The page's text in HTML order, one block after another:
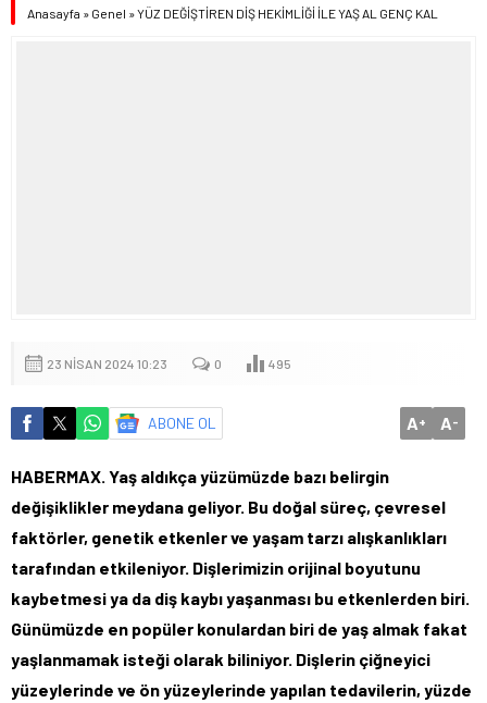
Anasayfa » Genel »YÜZ DEĞİŞTİREN DİŞ HEKİMLİĞİ İLE YAŞ AL GENÇ KAL
23 NISAN 2024 10:23 0 495
ABONE OL A+ A-
HABERMAX. Yaş aldıkça yüzümüzde bazı belirgin
değişiklikler meydana geliyor. Bu doğal süreç, çevresel
faktörler, genetik etkenler ve yaşam tarzı alışkanlıkları
tarafından etkileniyor. Dişlerimizin orijinal boyutunu
kaybetmesi ya da diş kaybı yaşanması bu etkenlerden biri.
Günümüzde en popüler konulardan biri de yaş almak fakat
yaşlanmamak isteği olarak biliniyor. Dişlerin çiğneyici
yüzeylerinde ve ön yüzeylerinde yapılan tedavilerin, yüzde